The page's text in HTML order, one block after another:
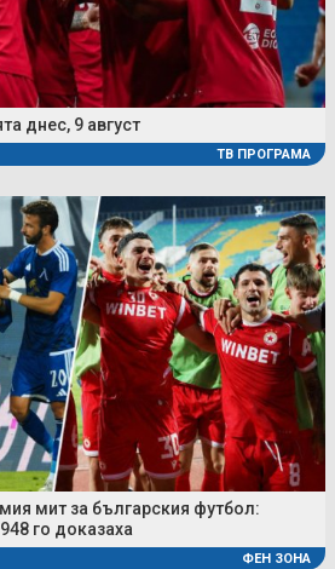
днес, 9 август
ТВ ПРОГРАМА
мит за българския футбол:
го доказаха
ФЕН ЗОНА